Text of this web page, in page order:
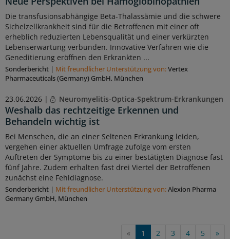
Die transfusionsabhängige Beta-Thalassämie und die schwere
Sichelzellkrankheit sind für die Betroffenen mit einer oft
erheblich reduzierten Lebensqualität und einer verkürzten
Lebenserwartung verbunden. Innovative Verfahren wie die
Geneditierung eröffnen den Erkrankten ...
Sonderbericht | Mit freundlicher Unterstützung von:Vertex
Pharmaceuticals (Germany) GmbH, München
23.06.2026 | Neuromyelitis-Optica-Spektrum-Erkrankungen
Weshalb das rechtzeitige Erkennen und
Behandeln wichtig ist
Bei Menschen, die an einer Seltenen Erkrankung leiden,
vergehen einer aktuellen Umfrage zufolge vom ersten
Auftreten der Symptome bis zu einer bestätigten Diagnose fast
fünf Jahre. Zudem erhalten fast drei Viertel der Betroffenen
zunächst eine Fehldiagnose.
Sonderbericht | Mit freundlicher Unterstützung von:Alexion Pharma
Germany GmbH, München
« 1 2 3 4 5 »